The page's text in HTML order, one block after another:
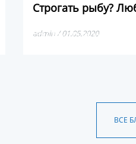
Строгать рыбу?
Хочу с вами поделиться про
admin / 01.05.2020
ВСЕ